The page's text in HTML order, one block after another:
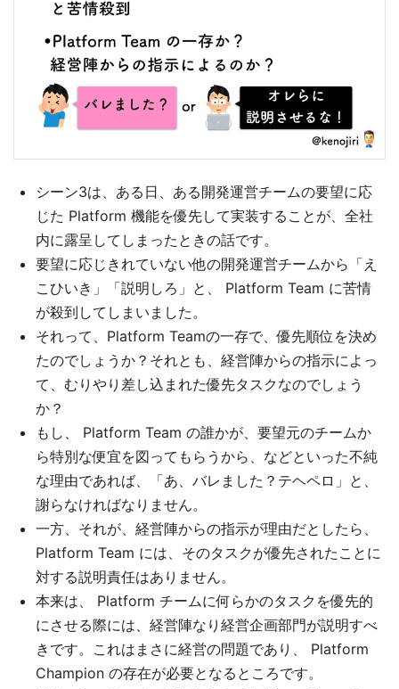
シーン3は、ある日、ある開発運営チームの要望に応
じた Platform 機能を優先して実装することが、全社
内に露呈してしまったときの話です。
要望に応じきれていない他の開発運営チームから「え
こひいき」「説明しろ」と、 Platform Team に苦情
が殺到してしまいました。
それって、Platform Teamの一存で、優先順位を決め
たのでしょうか？それとも、経営陣からの指示によっ
て、むりやり差し込まれた優先タスクなのでしょう
か？
もし、 Platform Team の誰かが、要望元のチームか
ら特別な便宜を図ってもらうから、などといった不純
な理由であれば、「あ、バレました？テヘペロ」と、
謝らなければなりません。
一方、それが、経営陣からの指示が理由だとしたら、
Platform Team には、そのタスクが優先されたことに
対する説明責任はありません。
本来は、 Platform チームに何らかのタスクを優先的
にさせる際には、経営陣なり経営企画部門が説明すべ
きです。これはまさに経営の問題であり、 Platform
Champion の存在が必要となるところです。